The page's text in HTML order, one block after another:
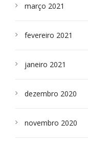
março 2021
fevereiro 2021
janeiro 2021
dezembro 2020
novembro 2020